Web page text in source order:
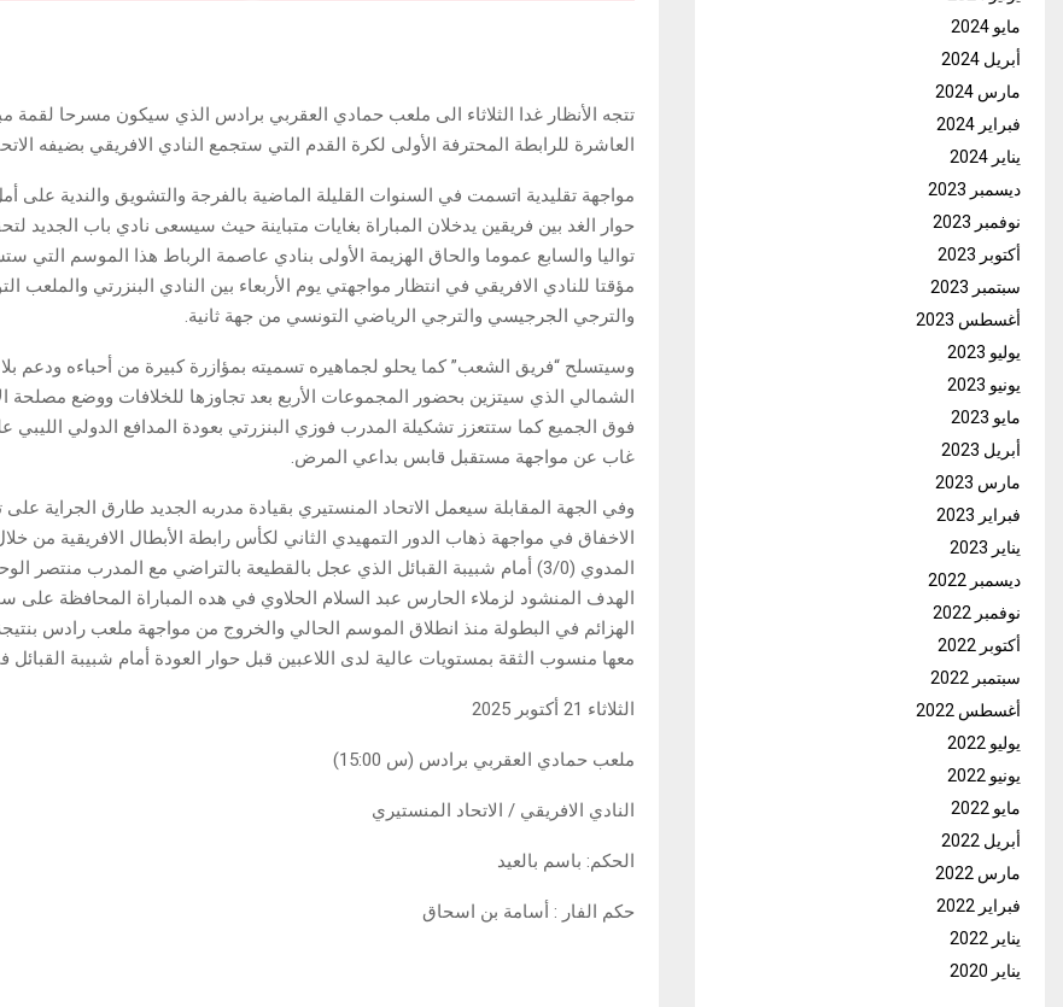
تتجه الأنظار غدا الثلاثاء الى ملعب حمادي العقربي برادس الذي سيكون مسرحا لقمة
العاشرة للرابطة المحترفة الأولى لكرة القدم التي ستجمع النادي الافريقي بضيفه
مواجهة تقليدية اتسمت في السنوات القليلة الماضية بالفرجة والتشويق والندية على
حوار الغد بين فريقين يدخلان المباراة بغايات متباينة حيث سيسعى نادي باب الجديد
تواليا والسابع عموما والحاق الهزيمة الأولى بنادي عاصمة الرباط هذا الموسم التي
مؤقتا للنادي الافريقي في انتظار مواجهتي يوم الأربعاء بين النادي البنزرتي والملعب
والترجي الجرجيسي والترجي الرياضي التونسي من جهة ثانية.
وسيتسلح “فريق الشعب” كما يحلو لجماهيره تسميته بمؤازرة كبيرة من أحباءه ودعم
الشمالي الذي سيتزين بحضور المجموعات الأربع بعد تجاوزها للخلافات ووضع مصلحة
فوق الجميع كما ستتعزز تشكيلة المدرب فوزي البنزرتي بعودة المدافع الدولي
غاب عن مواجهة مستقبل قابس بداعي المرض.
وفي الجهة المقابلة سيعمل الاتحاد المنستيري بقيادة مدربه الجديد طارق الجراية
الاخفاق في مواجهة ذهاب الدور التمهيدي الثاني لكأس رابطة الأبطال الافريقية من
المدوي (3/0) أمام شبيبة القبائل الذي عجل بالقطيعة بالتراضي مع المدرب
الهدف المنشود لزملاء الحارس عبد السلام الحلاوي في هده المباراة المحافظة على
الهزائم في البطولة منذ انطلاق الموسم الحالي والخروج من مواجهة ملعب رادس بنتيجة
معها منسوب الثقة بمستويات عالية لدى اللاعبين قبل حوار العودة أمام شبيبة القبائل
الثلاثاء 21 أكتوبر 2025
ملعب حمادي العقربي برادس (س 15:00)
النادي الافريقي / الاتحاد المنستيري
الحكم: باسم بالعيد
حكم الفار : أسامة بن اسحاق
مايو 2024
أبريل 2024
مارس 2024
فبراير 2024
يناير 2024
ديسمبر 2023
نوفمبر 2023
أكتوبر 2023
سبتمبر 2023
أغسطس 2023
يوليو 2023
يونيو 2023
مايو 2023
أبريل 2023
مارس 2023
فبراير 2023
يناير 2023
ديسمبر 2022
نوفمبر 2022
أكتوبر 2022
سبتمبر 2022
أغسطس 2022
يوليو 2022
يونيو 2022
مايو 2022
أبريل 2022
مارس 2022
فبراير 2022
يناير 2022
يناير 2020